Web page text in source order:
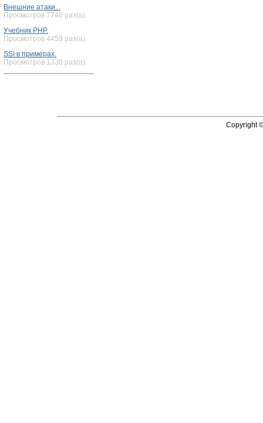
Внешние атаки...
Просмотров 7746 раз(а).
Учебник PHP.
Просмотров 4459 раз(а).
SSI в примерах.
Просмотров 1330 раз(а).
Copyright